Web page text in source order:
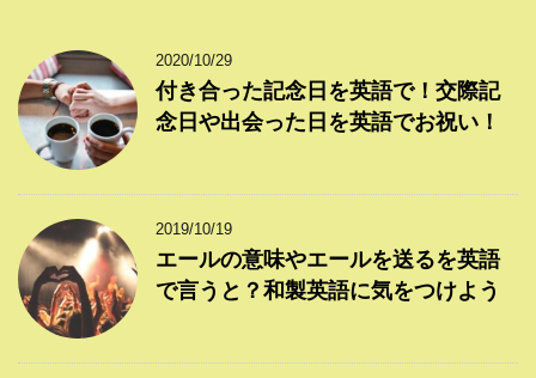
2020/10/29
付き合った記念日を英語で！交際記
念日や出会った日を英語でお祝い！
2019/10/19
エールの意味やエールを送るを英語
で言うと？和製英語に気をつけよう